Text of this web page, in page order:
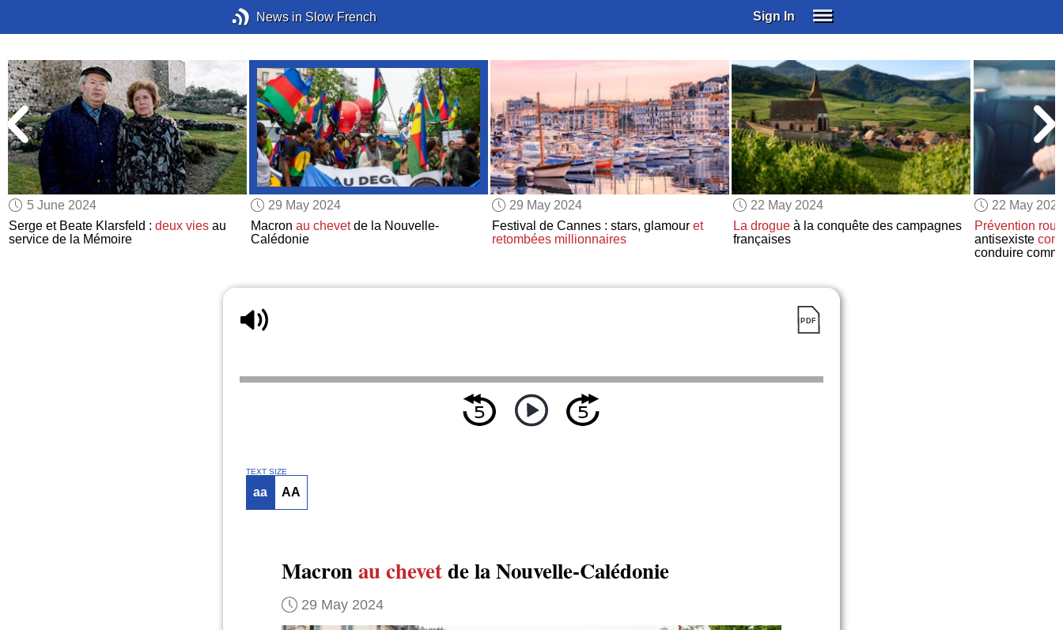
News in Slow French Sign In
SUBSCRIBE
EDUCATIONAL LICENSES
GIFT CARDS
OTHER LANGUAGES
ABOUT US
ALEXA
ADJUST COLORS
5 June 2024
Serge et Beate Klarsfeld :deux vies au
service de la Mémoire
29 May 2024
Macron au chevetde la Nouvelle-
Calédonie
29 May 2024
Festival de Cannes : stars, glamour et
retombées millionnaires
22 May 2024
La drogueà la conquête des campagnes
françaises
22 May
Prévention
antisexiste
conduire
TEXT SIZE
aa AA
Macronau chevetde la Nouvelle-Calédonie
29 May 2024